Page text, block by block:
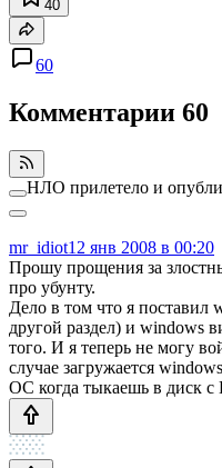
40
60
Комментарии 60
НЛО прилетело и
mr_idiot12 янв 2008 в 00:20
Прошу прощения за
про убунту.
Дело в том что я поставил
другой раздел) и windows
того. И я теперь не могу
случае загружается
ОС когда тыкаешь в диск